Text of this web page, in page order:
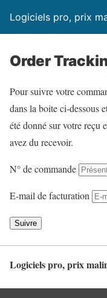
Logiciels pro, prix
Order
Pour suivre votre
dans la boite ci-dessous
été donné sur votre reçu
avez du recevoir.
N° de commande
E-mail de facturation
Suivre
Logiciels pro, prix